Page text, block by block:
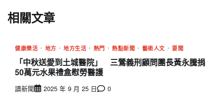
相關文章
健康樂活 地方 地方生活 熱門 熱點新聞 藝術人文 要聞
「中秋送愛到土城醫院」 三鶯義刑顧問團長黃永騰捐
50萬元水果禮盒慰勞醫護
讀新聞 2025 年 9 月 25 日 0